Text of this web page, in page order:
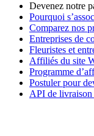
Devenez notre
Pourquoi
Comparez nos
Entreprises de
Fleuristes et
Affiliés du site
Programme
Postuler pour
API de livraison